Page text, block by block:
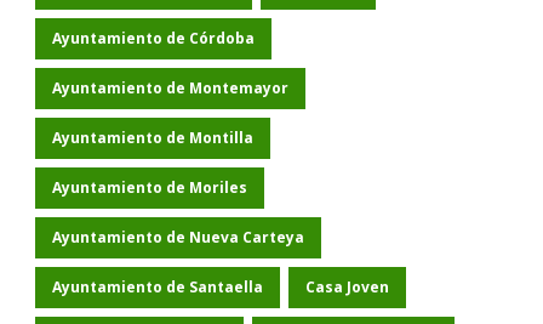
Ayuntamiento de Córdoba
Ayuntamiento de Montemayor
Ayuntamiento de Montilla
Ayuntamiento de Moriles
Ayuntamiento de Nueva Carteya
Ayuntamiento de Santaella Casa Joven